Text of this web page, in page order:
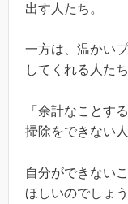
出す人たち。
一方は、温かい
してくれる人たち
「余計なことす
掃除をできない
自分ができない
ほしいのでしょう